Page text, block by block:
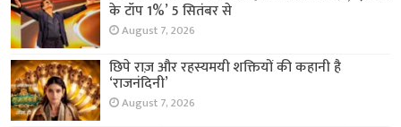
के टॉप 1%’ 5 सितंबर से
August 7, 2026
छिपे राज़ और रहस्यमयी शक्तियों की कहानी है
‘राजनंदिनी’
August 7, 2026